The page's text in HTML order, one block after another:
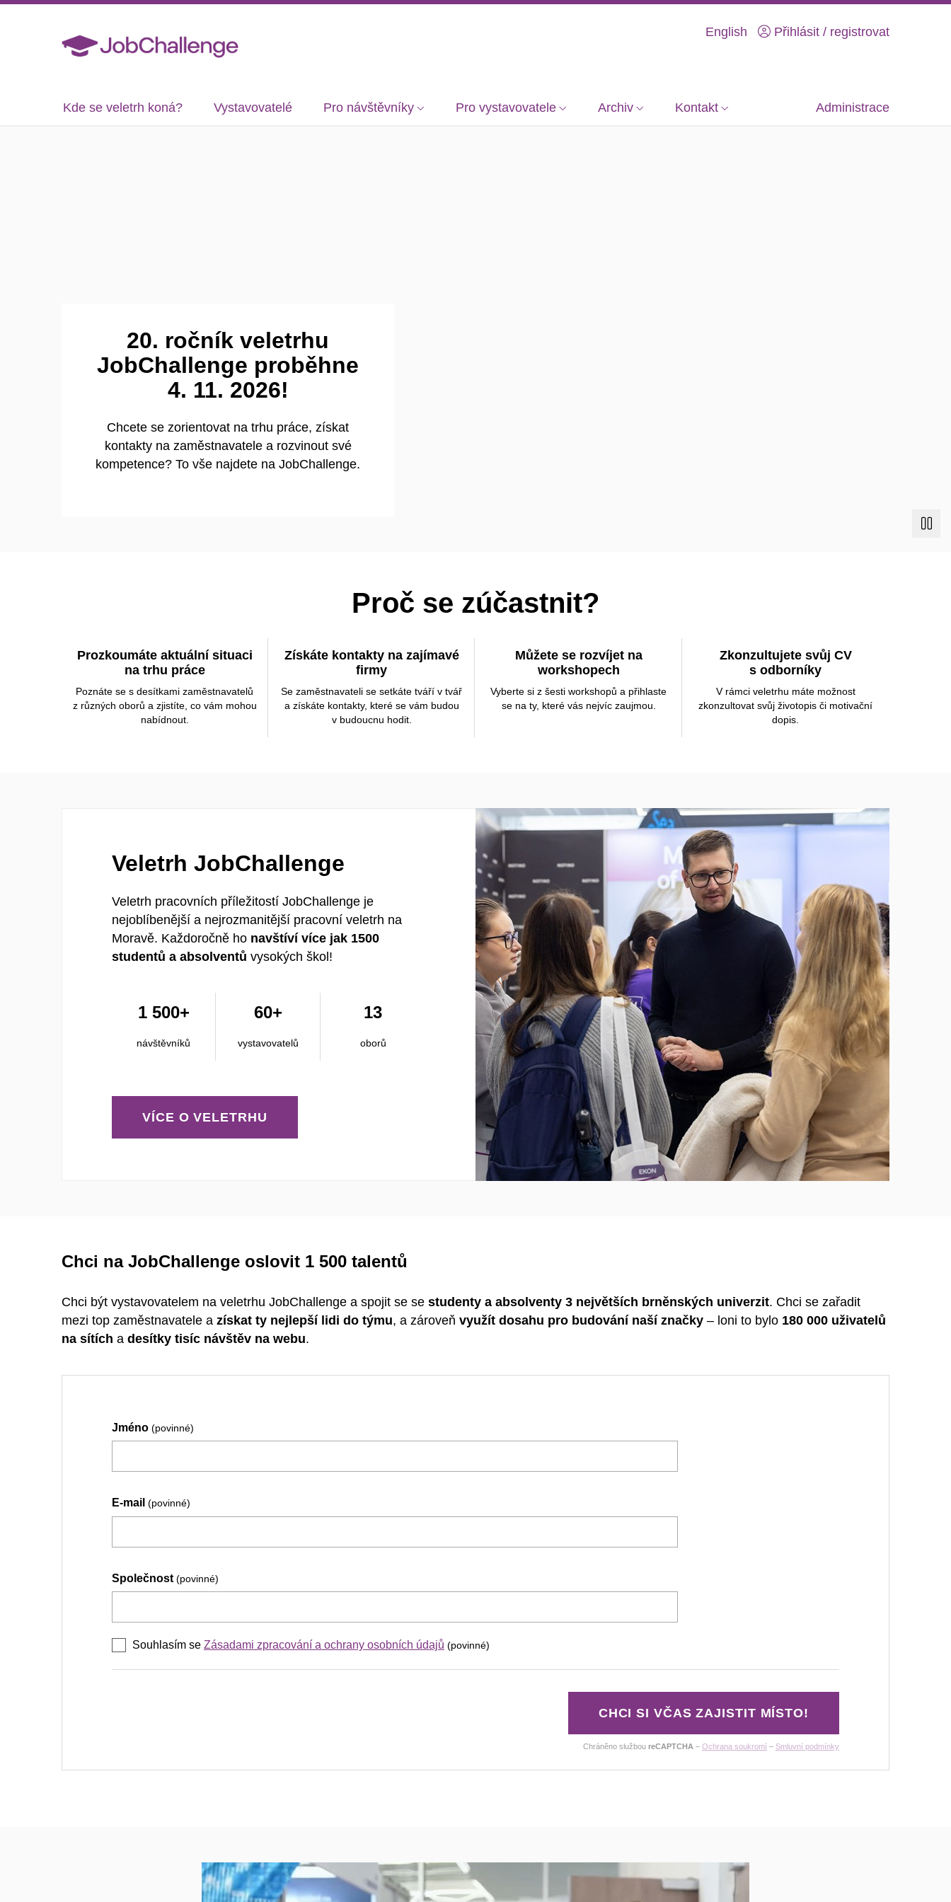
English Přihlásit / registrovat
Kde se veletrh koná? Vystavovatelé Pro návštěvníky Pro vystavovatele Archiv Kontakt Administrace
20. ročník veletrhu
JobChallenge proběhne
4. 11. 2026!
Chcete se zorientovat na trhu práce, získat
kontakty na zaměstnavatele a rozvinout své
kompetence? To vše najdete na JobChallenge.
Proč se zúčastnit?
Prozkoumáte aktuální situaci
na trhu práce
Poznáte se s desítkami zaměstnavatelů
z různých oborů a zjistíte, co vám mohou
nabídnout.
Získáte kontakty na zajímavé
firmy
Se zaměstnavateli se setkáte tváří v tvář
a získáte kontakty, které se vám budou
v budoucnu hodit.
Můžete se rozvíjet na
workshopech
Vyberte si z šesti workshopů a přihlaste
se na ty, které vás nejvíc zaujmou.
Zkonzultujete svůj CV
s odborníky
V rámci veletrhu máte možnost
zkonzultovat svůj životopis či motivační
dopis.
Veletrh JobChallenge
Veletrh pracovních příležitostí JobChallenge je
nejoblíbenější a nejrozmanitější pracovní veletrh na
Moravě. Každoročně ho navštíví více jak 1500
studentů a absolventů vysokých škol!
1 500+
návštěvníků
60+
vystavovatelů
13
oborů
VÍCE O VELETRHU
Chci na JobChallenge oslovit 1 500 talentů
Chci být vystavovatelem na veletrhu JobChallenge a spojit se se studenty a absolventy 3 největších brněnských univerzit. Chci se zařadit
mezi top zaměstnavatele a získat ty nejlepší lidi do týmu, a zároveň využít dosahu pro budování naší značky – loni to bylo 180 000 uživatelů
na sítích a desítky tisíc návštěv na webu.
Jméno (povinné)
E-mail (povinné)
Společnost (povinné)
Souhlasím se Zásadami zpracování a ochrany osobních údajů (povinné)
CHCI SI VČAS ZAJISTIT MÍSTO!
Chráněno službou reCAPTCHA – Ochrana soukromí – Smluvní podmínky